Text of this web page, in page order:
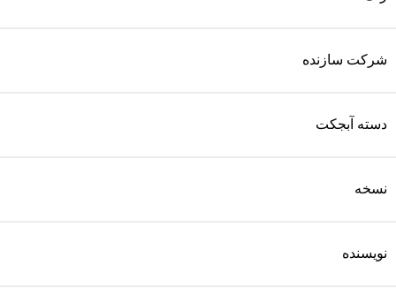
شرکت سازنده
دسته آبجکت
نسخه
نویسنده